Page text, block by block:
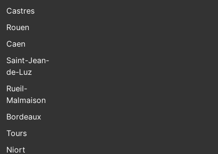
Castres
Rouen
Caen
Saint-Jean-
de-Luz
Rueil-
Malmaison
Bordeaux
Tours
Niort